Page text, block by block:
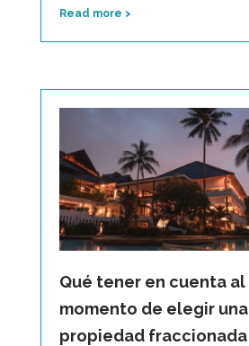
Read more >
Qué tener en cuenta al
momento de elegir una
propiedad fraccionada